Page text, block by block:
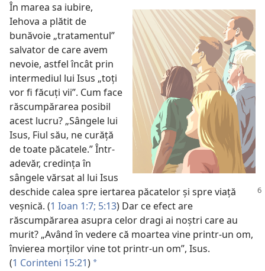
În marea sa iubire,
Iehova a plătit de
bunăvoie „tratamentul”
salvator de care avem
nevoie, astfel încât prin
intermediul lui Isus „toți
vor fi făcuți vii”. Cum face
răscumpărarea posibil
acest lucru? „Sângele lui
Isus, Fiul său, ne curăță
de toate păcatele.” Într-
adevăr, credința în
sângele vărsat al lui Isus
deschide calea spre iertarea păcatelor și spreviață
veșnică. (1 Ioan 1:7; 5:13) Dar ce efect are
răscumpărarea asupra celor dragi ai noștri care au
murit? „Având în vedere că moartea vine printr-un om,
învierea morților vine tot printr-un om”, Isus.
(1 Corinteni 15:21) a